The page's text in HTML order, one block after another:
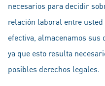
necesarios para decidir
relación laboral entre
efectiva, almacenamos sus
ya que esto resulta
posibles derechos legales.